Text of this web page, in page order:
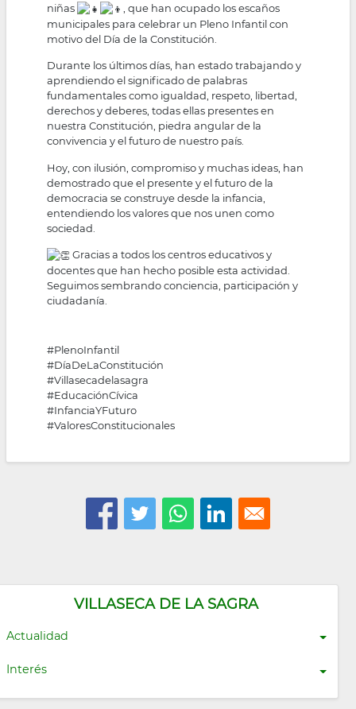
VILLASECA DE LA SAGRA
Actualidad
Interés
niñas
, que han ocupado los escaños
municipales para celebrar un Pleno Infantil con
motivo del Día de la Constitución.
Durante los últimos días, han estado trabajando y
aprendiendo el significado de palabras
fundamentales como igualdad, respeto, libertad,
derechos y deberes, todas ellas presentes en
nuestra Constitución, piedra angular de la
convivencia y el futuro de nuestro país.
Hoy, con ilusión, compromiso y muchas ideas, han
demostrado que el presente y el futuro de la
democracia se construye desde la infancia,
entendiendo los valores que nos unen como
sociedad.
Gracias a todos los centros educativos y
docentes que han hecho posible esta actividad.
Seguimos sembrando conciencia, participación y
ciudadanía.
#PlenoInfantil
#DíaDeLaConstitución
#Villasecadelasagra
#EducaciónCívica
#InfanciaYFuturo
#ValoresConstitucionales